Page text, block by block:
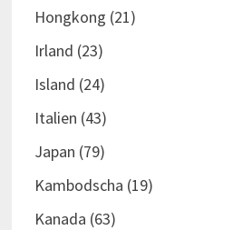
Hongkong (21)
Irland (23)
Island (24)
Italien (43)
Japan (79)
Kambodscha (19)
Kanada (63)